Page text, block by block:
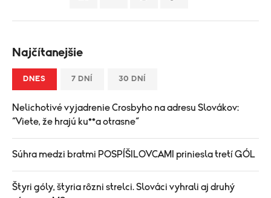
Najčítanejšie
DNES 7 DNÍ 30 DNÍ
Nelichotivé vyjadrenie Crosbyho na adresu Slovákov:
“Viete, že hrajú ku**a otrasne“
Súhra medzi bratmi POSPÍŠILOVCAMI priniesla tretí GÓL
Štyri góly, štyria rôzni strelci. Slováci vyhrali aj druhý